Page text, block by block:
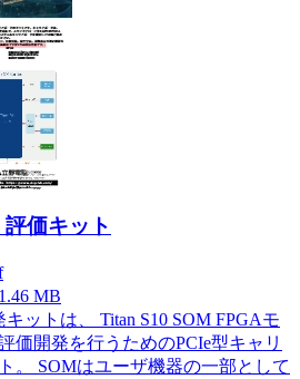
価キット
MB
キットは、 Titan S10 SOM FPGAモ
価開発を行うためのPCIe型キャリ
。 SOMはユーザ機器の一部として